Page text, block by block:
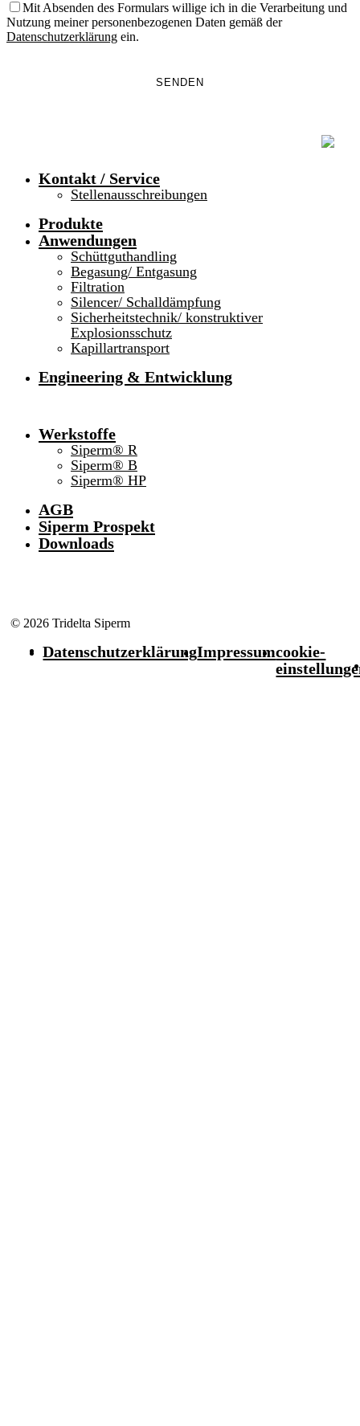
Mit Absenden des Formulars willige ich in die Verarbeitung und
Nutzung meiner personenbezogenen Daten gemäß der
Datenschutzerklärung ein.
Kontakt / Service
Stellenausschreibungen
Produkte
Anwendungen
Schüttguthandling
Begasung/ Entgasung
Filtration
Silencer/ Schalldämpfung
Sicherheitstechnik/ konstruktiver
Explosionsschutz
Kapillartransport
Engineering & Entwicklung
Werkstoffe
Siperm® R
Siperm® B
Siperm® HP
AGB
Siperm Prospekt
Downloads
© 2026 Tridelta Siperm
DatenschutzerklärungImpressumcookie-